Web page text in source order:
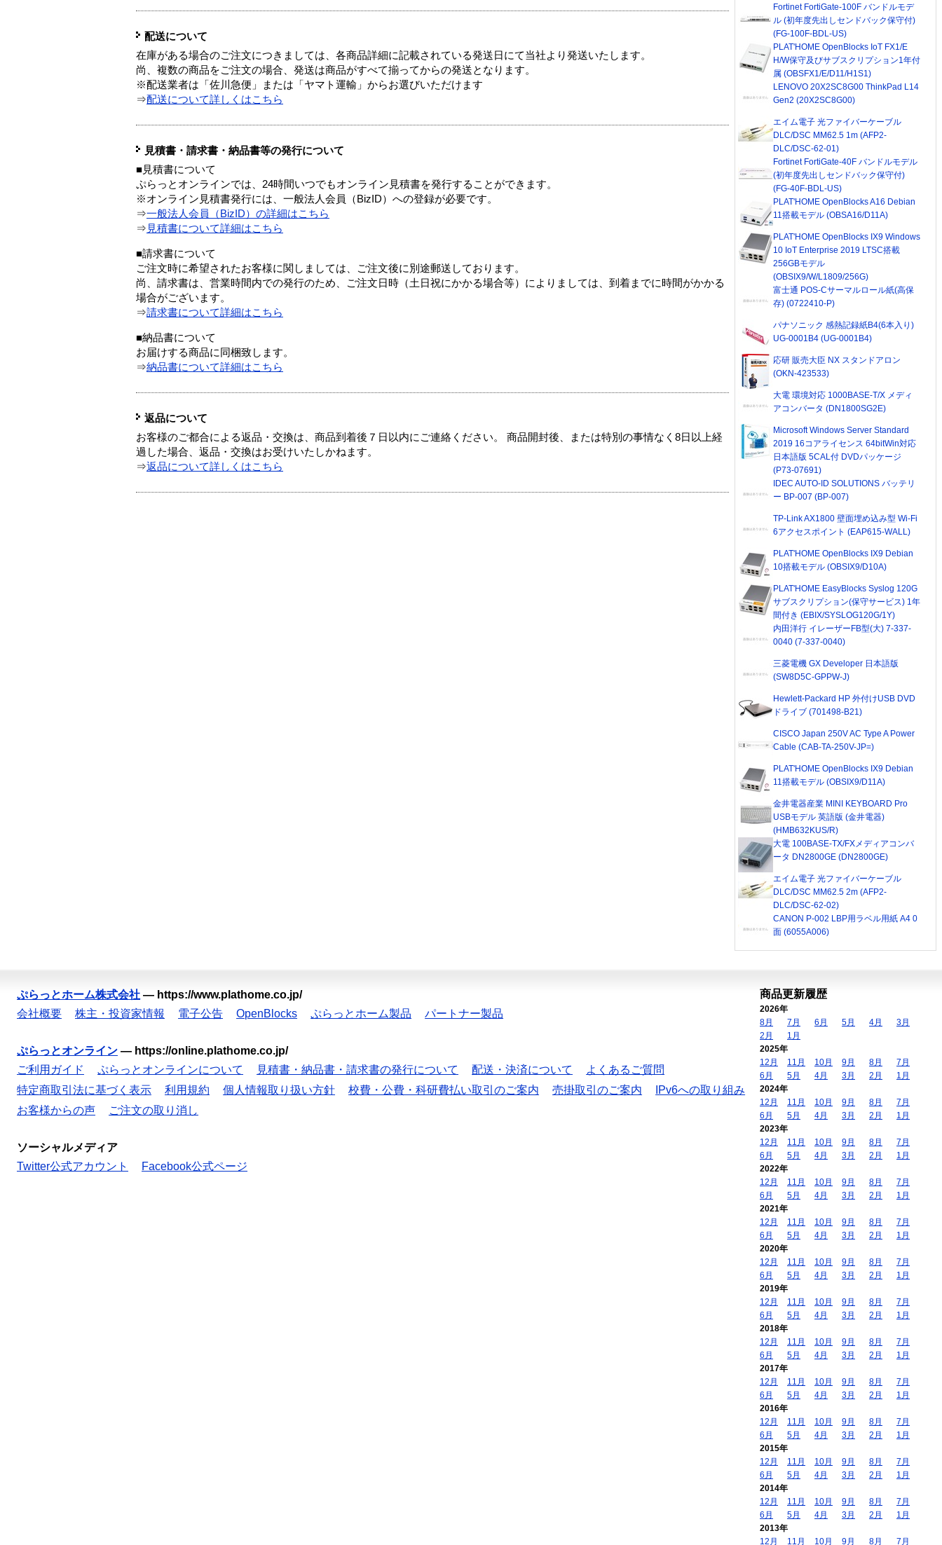
配送について
在庫がある場合のご注文につきましては、各商品詳細に記載されている発送日にて当社より発送いたします。
尚、複数の商品をご注文の場合、発送は商品がすべて揃ってからの発送となります。
※配送業者は「佐川急便」または「ヤマト運輸」からお選びいただけます
⇒配送について詳しくはこちら
見積書・請求書・納品書等の発行について
■見積書について
ぷらっとオンラインでは、24時間いつでもオンライン見積書を発行することができます。
※オンライン見積書発行には、一般法人会員（BizID）への登録が必要です。
⇒一般法人会員（BizID）の詳細はこちら
⇒ 見積書について詳細はこちら
■請求書について
ご注文時に希望されたお客様に関しましては、ご注文後に別途郵送しております。
尚、請求書は、営業時間内での発行のため、ご注文日時（土日祝にかかる場合等）によりましては、到着までに時間がかかる
場合がございます。
⇒請求書について詳細はこちら
■納品書について
お届けする商品に同梱致します。
⇒納品書について詳細はこちら
返品について
お客様のご都合による返品・交換は、商品到着後７日以内にご連絡ください。 商品開封後、または特別の事情なく8日以上経
過した場合、返品・交換はお受けいたしかねます。
⇒返品について詳しくはこちら
Fortinet FortiGate-100F バンドルモデ
ル (初年度先出しセンドバック保守付)
(FG-100F-BDL-US)
PLAT'HOME OpenBlocks IoT FX1/E
H/W保守及びサブスクリプション1年付
属 (OBSFX1/E/D11/H1S1)
LENOVO 20X2SC8G00 ThinkPad L14
Gen2 (20X2SC8G00)
エイム電子 光ファイバーケーブル
DLC/DSC MM62.5 1m (AFP2-
DLC/DSC-62-01)
Fortinet FortiGate-40F バンドルモデル
(初年度先出しセンドバック保守付)
(FG-40F-BDL-US)
PLAT'HOME OpenBlocks A16 Debian
11搭載モデル (OBSA16/D11A)
PLAT'HOME OpenBlocks IX9 Windows
10 IoT Enterprise 2019 LTSC搭載
256GBモデル
(OBSIX9/W/L1809/256G)
富士通 POS-Cサーマルロール紙(高保
存) (0722410-P)
パナソニック 感熱記録紙B4(6本入り)
UG-0001B4 (UG-0001B4)
応研 販売大臣 NX スタンドアロン
(OKN-423533)
大電 環境対応 1000BASE-T/X メディ
アコンバータ (DN1800SG2E)
Microsoft Windows Server Standard
2019 16コアライセンス 64bitWin対応
日本語版 5CAL付 DVDパッケージ
(P73-07691)
IDEC AUTO-ID SOLUTIONS バッテリ
ー BP-007 (BP-007)
TP-Link AX1800 壁面埋め込み型 Wi-Fi
6アクセスポイント (EAP615-WALL)
PLAT'HOME OpenBlocks IX9 Debian
10搭載モデル (OBSIX9/D10A)
PLAT'HOME EasyBlocks Syslog 120G
サブスクリプション(保守サービス) 1年
間付き (EBIX/SYSLOG120G/1Y)
内田洋行 イレーザーFB型(大) 7-337-
0040 (7-337-0040)
三菱電機 GX Developer 日本語版
(SW8D5C-GPPW-J)
Hewlett-Packard HP 外付けUSB DVD
ドライブ (701498-B21)
CISCO Japan 250V AC Type A Power
Cable (CAB-TA-250V-JP=)
PLAT'HOME OpenBlocks IX9 Debian
11搭載モデル (OBSIX9/D11A)
金井電器産業 MINI KEYBOARD Pro
USBモデル 英語版 (金井電器)
(HMB632KUS/R)
大電 100BASE-TX/FXメディアコンバ
ータ DN2800GE (DN2800GE)
エイム電子 光ファイバーケーブル
DLC/DSC MM62.5 2m (AFP2-
DLC/DSC-62-02)
CANON P-002 LBP用ラベル用紙 A4 0
面 (6055A006)
ぷらっとホーム株式会社 — https://www.plathome.co.jp/
会社概要
株主・投資家情報 電子公告 OpenBlocks ぷらっとホーム製品 パートナー製品
ぷらっとオンライン — https://online.plathome.co.jp/
ご利用ガイド
ぷらっとオンラインについて 見積書・納品書・請求書の発行について 配送・決済について
よくあるご質問
特定商取引法に基づく表示
利用規約 個人情報取り扱い方針 校費・公費・科研費払い取引のご案内 売掛取引のご案内
IPv6への取り組み
お客様からの声
ご注文の取り消し
ソーシャルメディア
Twitter公式アカウント
Facebook公式ページ
商品更新履歴
2026年
8月
7月 6月 5月 4月
3月
2月
1月
2025年
12月
11月 10月 9月 8月
7月
6月
5月 4月 3月 2月
1月
2024年
12月
11月 10月 9月 8月
7月
6月
5月 4月 3月 2月
1月
2023年
12月
11月 10月 9月 8月
7月
6月
5月 4月 3月 2月
1月
2022年
12月
11月 10月 9月 8月
7月
6月
5月 4月 3月 2月
1月
2021年
12月
11月 10月 9月 8月
7月
6月
5月 4月 3月 2月
1月
2020年
12月
11月 10月 9月 8月
7月
6月
5月 4月 3月 2月
1月
2019年
12月
11月 10月 9月 8月
7月
6月
5月 4月 3月 2月
1月
2018年
12月
11月 10月 9月 8月
7月
6月
5月 4月 3月 2月
1月
2017年
12月
11月 10月 9月 8月
7月
6月
5月 4月 3月 2月
1月
2016年
12月
11月 10月 9月 8月
7月
6月
5月 4月 3月 2月
1月
2015年
12月
11月 10月 9月 8月
7月
6月
5月 4月 3月 2月
1月
2014年
12月
11月 10月 9月 8月
7月
6月
5月 4月 3月 2月
1月
2013年
12月
11月 10月 9月 8月 7月